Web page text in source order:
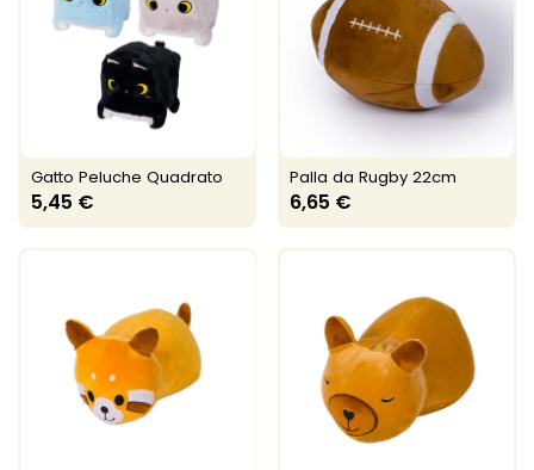
Gatto Peluche Quadrato
5,45 €
Palla da Rugby 22cm
6,65 €